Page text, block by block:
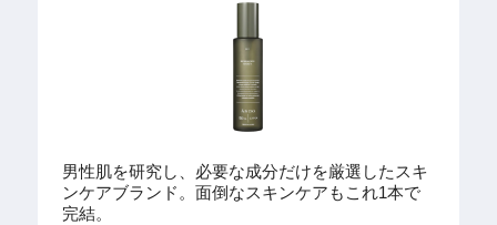
男性肌を研究し、必要な成分だけを厳選したスキ
ンケアブランド。面倒なスキンケアもこれ1本で
完結。